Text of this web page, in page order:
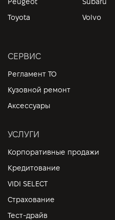
Toyota
Volvo
СЕРВИС
Регламент ТО
Кузовной ремонт
Аксессуары
УСЛУГИ
Корпоративные продажи
Кредитование
VIDI SELECT
Страхование
Тест-драйв